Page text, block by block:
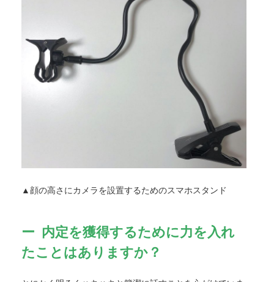
▲顔の高さにカメラを設置するためのスマホスタンド
内定を獲得するために力を入れ
たことはありますか？